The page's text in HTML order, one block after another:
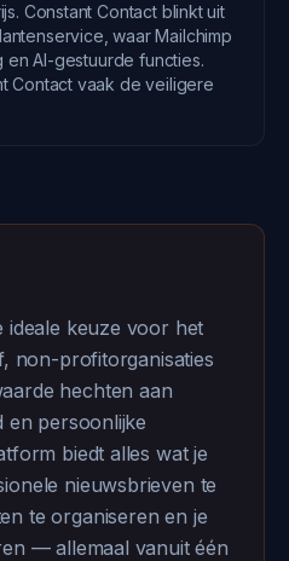
Constant Contact blinkt uit
waar Mailchimp
en AI-gestuurde functies.
Contact vaak de veiligere
ideale keuze voor het
non-profitorganisaties
hechten aan
en persoonlijke
biedt alles wat je
nieuwsbrieven te
te organiseren en je
— allemaal vanuit één